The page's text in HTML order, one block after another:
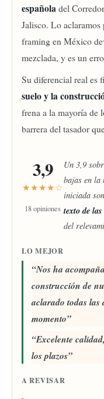
españoladel
Jalisco. Lo aclaramos
framing en México
mezclada, y es un
Su diferencial real es
suelo y la
frena a la mayoría de
barrera del tasador
3,9
★★★★☆
18 opiniones
Un 3,9
bajas en la
iniciada
texto de
del
LO MEJOR
Nos ha
construcción de
aclarado todas las
momento
Excelente
los plazos
A REVISAR